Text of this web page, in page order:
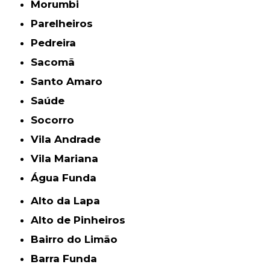
Morumbi
Parelheiros
Pedreira
Sacomã
Santo Amaro
Saúde
Socorro
Vila Andrade
Vila Mariana
Água Funda
Alto da Lapa
Alto de Pinheiros
Bairro do Limão
Barra Funda